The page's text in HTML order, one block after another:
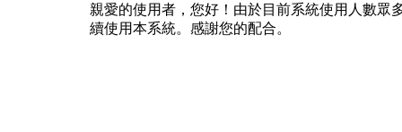
親愛的使用者，您好！由於目前系統使用人數眾
續使用本系統。感謝您的配合。